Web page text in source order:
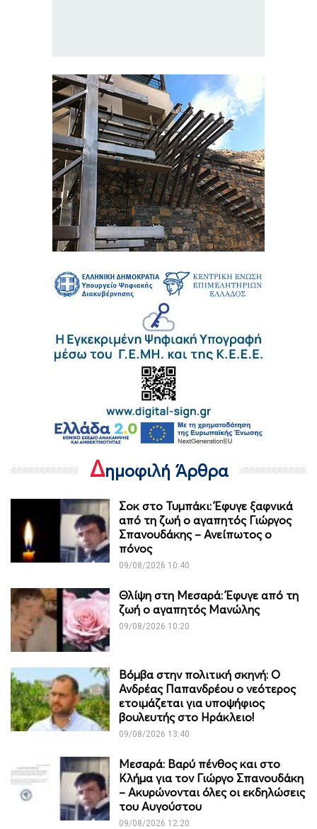
Δημοφιλή Άρθρα
Σοκ στο Τυμπάκι: Έφυγε ξαφνικά
από τη ζωή ο αγαπητός Γιώργος
Σπανουδάκης – Ανείπωτος ο
πόνος
09/08/2026 10:40
Θλίψη στη Μεσαρά: Έφυγε από τη
ζωή ο αγαπητός Μανώλης
09/08/2026 10:20
Βόμβα στην πολιτική σκηνή: Ο
Ανδρέας Παπανδρέου ο νεότερος
ετοιμάζεται για υποψήφιος
βουλευτής στο Ηράκλειο!
09/08/2026 13:40
Μεσαρά: Βαρύ πένθος και στο
Κλήμα για τον Γιώργο Σπανουδάκη
– Ακυρώνονται όλες οι εκδηλώσεις
του Αυγούστου
09/08/2026 12:20